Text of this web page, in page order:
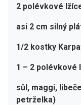
2 polévkové
asi 2 cm silný
1/2 kostky
1 – 2 polévkové
sůl, maggi,
petrželka)